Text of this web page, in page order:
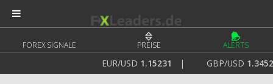
FOREX SIGNALE PREISE ALERTS
EUR/USD1.15231 | GBP/USD1.34521 |